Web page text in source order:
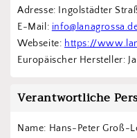
Adresse: Ingolstädter
E-Mail:
Webseite: https://
Europäischer Hersteller: Ja
Verantwortliche
Name: Hans-Peter Groß-